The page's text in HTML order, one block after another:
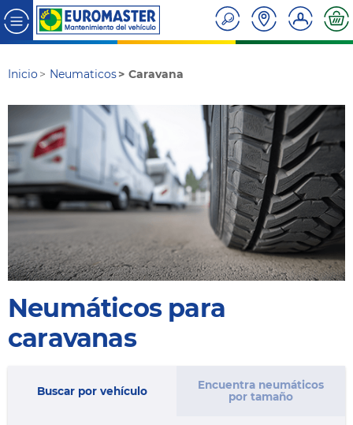
Inicio Neumaticos Caravana
Neumáticos para
caravanas
Buscar por vehículo
Encuentra neumáticos
por tamaño